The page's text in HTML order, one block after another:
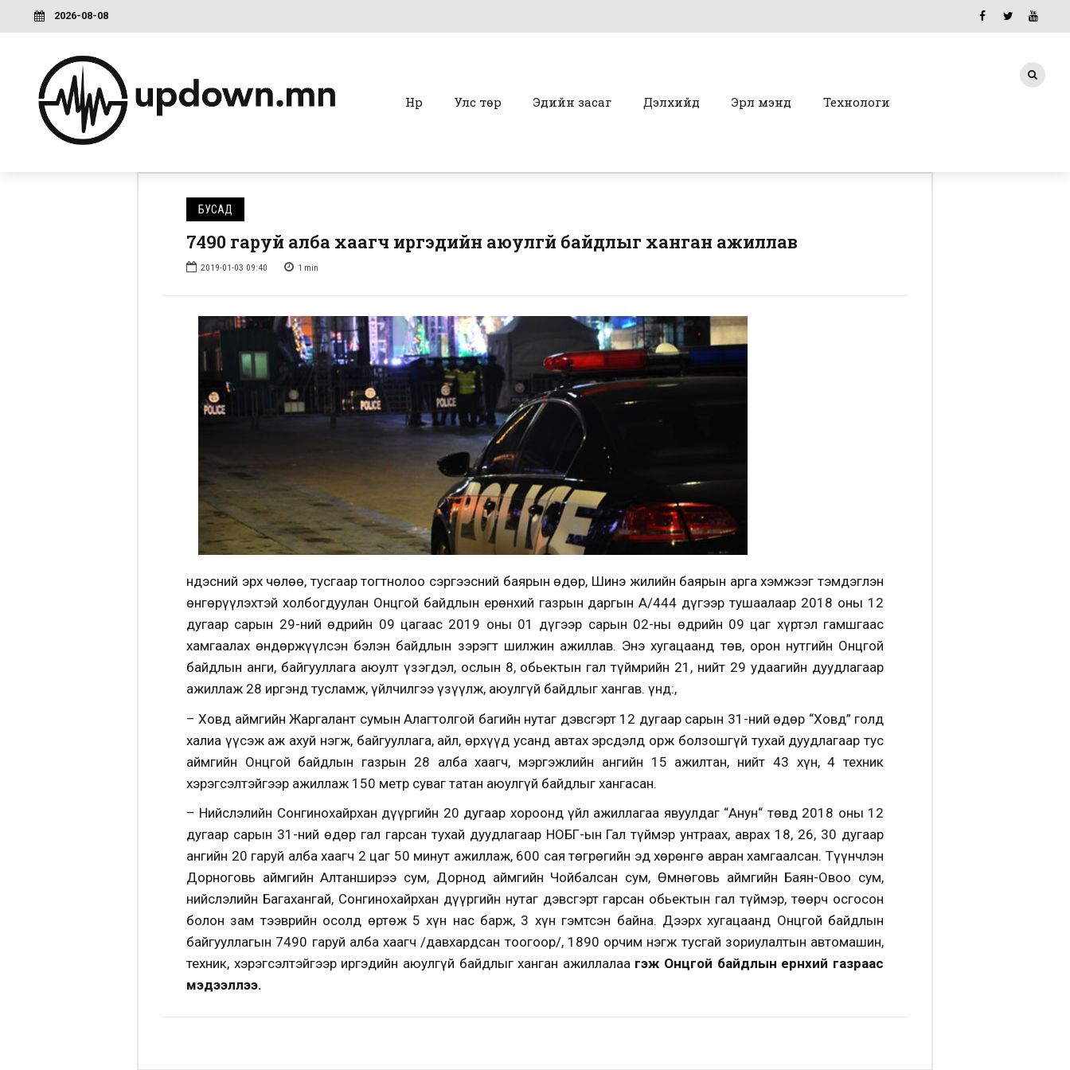
2026-08-08
Нүүр Улс төр Эдийн засаг Дэлхийд Эрүүл мэнд Технологи
БУСАД
7490 гаруй алба хаагч иргэдийн аюулгүй байдлыг ханган ажиллав
2019-01-03 09:40 1 min
Үндэсний эрх чөлөө, тусгаар тогтнолоо сэргээсний баярын өдөр, Шинэ жилийн баярын арга хэмжээг тэмдэглэн
өнгөрүүлэхтэй холбогдуулан Онцгой байдлын ерөнхий газрын даргын А/444 дүгээр тушаалаар 2018 оны 12
дугаар сарын 29-ний өдрийн 09 цагаас 2019 оны 01 дүгээр сарын 02-ны өдрийн 09 цаг хүртэл гамшгаас
хамгаалах өндөржүүлсэн бэлэн байдлын зэрэгт шилжин ажиллав. Энэ хугацаанд төв, орон нутгийн Онцгой
байдлын анги, байгууллага аюулт үзэгдэл, ослын 8, обьектын гал түймрийн 21, нийт 29 удаагийн дуудлагаар
ажиллаж 28 иргэнд тусламж, үйлчилгээ үзүүлж, аюулгүй байдлыг хангав. Үүнд:,
– Ховд аймгийн Жаргалант сумын Алагтолгой багийн нутаг дэвсгэрт 12 дугаар сарын 31-ний өдөр “Ховд” голд
халиа үүсэж аж ахуй нэгж, байгууллага, айл, өрхүүд усанд автах эрсдэлд орж болзошгүй тухай дуудлагаар тус
аймгийн Онцгой байдлын газрын 28 алба хаагч, мэргэжлийн ангийн 15 ажилтан, нийт 43 хүн, 4 техник
хэрэгсэлтэйгээр ажиллаж 150 метр суваг татан аюулгүй байдлыг хангасан.
– Нийслэлийн Сонгинохайрхан дүүргийн 20 дугаар хороонд үйл ажиллагаа явуулдаг “Анун“ төвд 2018 оны 12
дугаар сарын 31-ний өдөр гал гарсан тухай дуудлагаар НОБГ-ын Гал түймэр унтраах, аврах 18, 26, 30 дугаар
ангийн 20 гаруй алба хаагч 2 цаг 50 минут ажиллаж, 600 сая төгрөгийн эд хөрөнгө авран хамгаалсан. Түүнчлэн
Дорноговь аймгийн Алтанширээ сум, Дорнод аймгийн Чойбалсан сум, Өмнөговь аймгийн Баян-Овоо сум,
нийслэлийн Багахангай, Сонгинохайрхан дүүргийн нутаг дэвсгэрт гарсан обьектын гал түймэр, төөрч осгосон
болон зам тээврийн осолд өртөж 5 хүн нас барж, 3 хүн гэмтсэн байна. Дээрх хугацаанд Онцгой байдлын
байгууллагын 7490 гаруй алба хаагч /давхардсан тоогоор/, 1890 орчим нэгж тусгай зориулалтын автомашин,
техник, хэрэгсэлтэйгээр иргэдийн аюулгүй байдлыг ханган ажиллалаагэж Онцгой байдлын ерөнхий газраас
мэдээллээ.